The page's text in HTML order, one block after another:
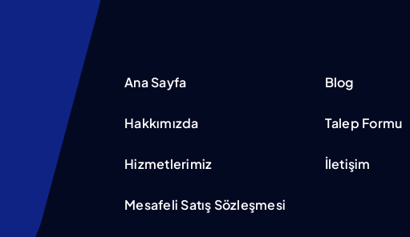
Ana Sayfa
Hakkımızda
Hizmetlerimiz
Mesafeli Satış Sözleşmesi
Blog
Talep Formu
İletişim